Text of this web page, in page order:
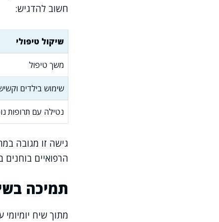
חשוב להדגיש:
שיקול טיפולי
משך טיפול
שימוש בילדים
נטילה עם תרופות
גישה זו מגובה
הרפואיים
תמיכה
מתוך שיח